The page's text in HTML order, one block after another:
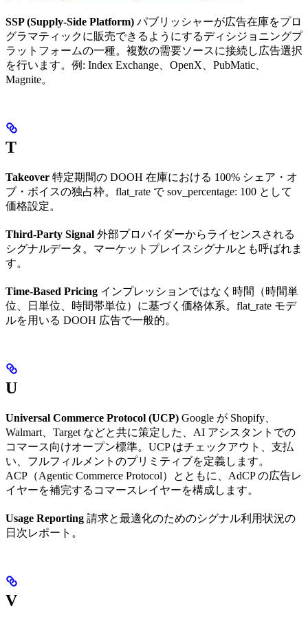
SSP (Supply-Side Platform) パブリッシャーが広告在庫をプロ
グラマティックに販売できるようにするディシジョニングプ
ラットフォームの一種。複数の需要ソースに接続し広告選択
を行います。例: Index Exchange、OpenX、PubMatic、
Magnite。
T
Takeover 特定期間の DOOH 在庫における 100% シェア・オ
ブ・ボイスの独占枠。flat_rate で sov_percentage: 100 として
価格設定。
Third-Party Signal 外部プロバイダーからライセンスされる
シグナルデータ。マーケットプレイスシグナルとも呼ばれま
す。
Time-Based Pricing インプレッションではなく時間（時間単
位、日単位、時間帯単位）に基づく価格体系。flat_rate モデ
ルを用いる DOOH 広告で一般的。
U
Universal Commerce Protocol (UCP) Google が Shopify、
Walmart、Target などと共に策定した、AI アシスタントでの
コマース向けオープン標準。UCP はチェックアウト、支払
い、フルフィルメントのプリミティブを定義します。
ACP（Agentic Commerce Protocol）とともに、AdCP の広告レ
イヤーを補完するコマースレイヤーを構成します。
Usage Reporting 請求と最適化のためのシグナル利用状況の
日次レポート。
V